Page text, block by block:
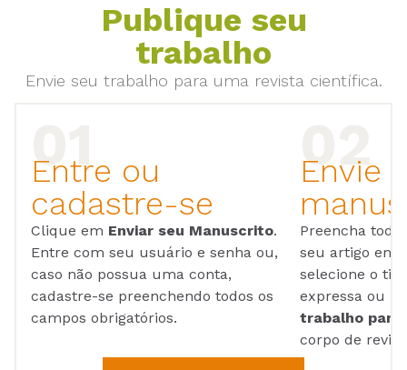
Publique seu
trabalho
Envie seu trabalho para uma revista científica.
Entre ou
cadastre-se
Clique em Enviar seu Manuscrito.
Entre com seu usuário e senha ou,
caso não possua uma conta,
cadastre-se preenchendo todos os
campos obrigatórios.
Envie
Preencha
seu artigo em
selecione o
expressa ou
trabalho para
corpo de